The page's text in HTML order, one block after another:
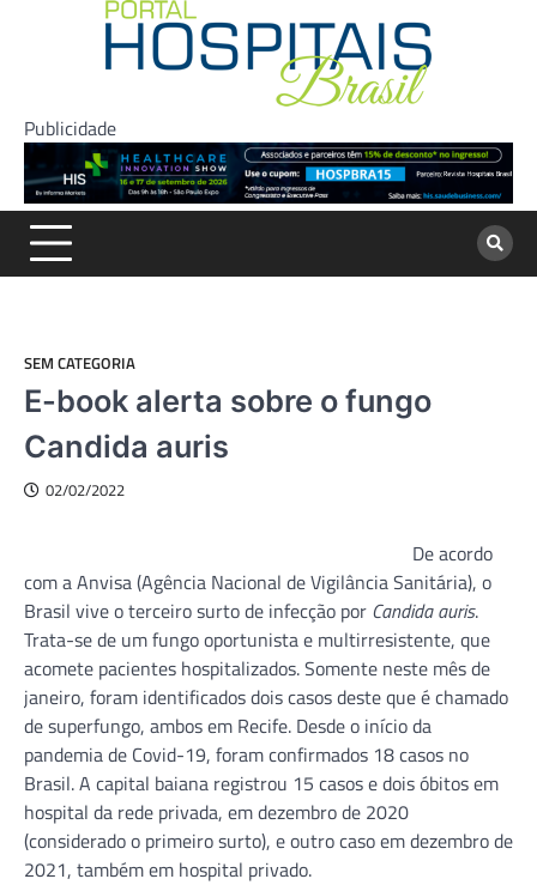
Publicidade
SEM CATEGORIA
E-book alerta sobre o fungo
Candida auris
02/02/2022
De acordo
com a Anvisa (Agência Nacional de Vigilância Sanitária), o
Brasil vive o terceiro surto de infecção por Candida auris.
Trata-se de um fungo oportunista e multirresistente, que
acomete pacientes hospitalizados. Somente neste mês de
janeiro, foram identificados dois casos deste que é chamado
de superfungo, ambos em Recife. Desde o início da
pandemia de Covid-19, foram confirmados 18 casos no
Brasil. A capital baiana registrou 15 casos e dois óbitos em
hospital da rede privada, em dezembro de 2020
(considerado o primeiro surto), e outro caso em dezembro de
2021, também em hospital privado.